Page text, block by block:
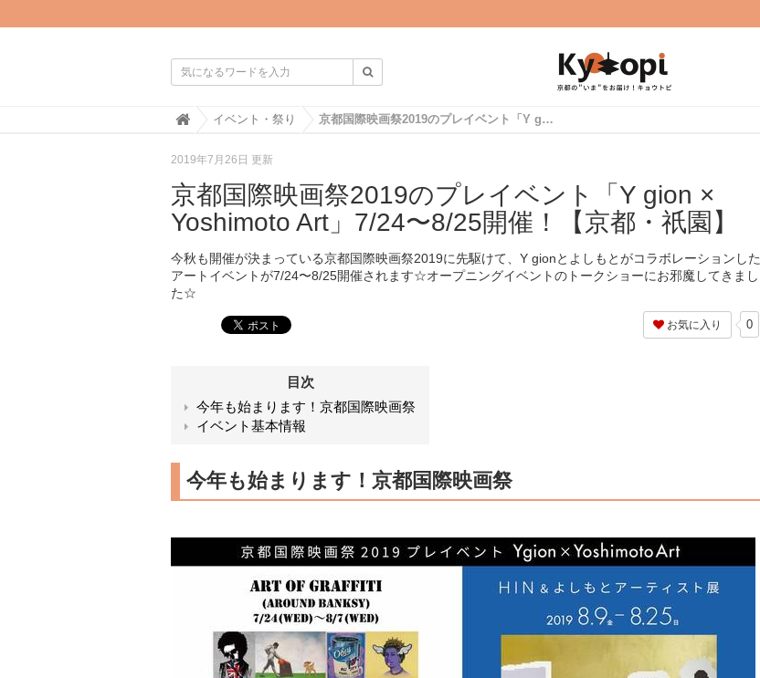
H
e
イベント・祭り 京都国際映画祭2019のプレイベント「Y gion × Yoshimoto Art」7/24〜8/25開催！【京都・祇園】
2019年7月26日 更新
京都国際映画祭2019のプレイベント「Y gion ×
Yoshimoto Art」7/24〜8/25開催！【京都・祇園】
今秋も開催が決まっている京都国際映画祭2019に先駆けて、Y gionとよしもとがコラボレーションした
アートイベントが7/24〜8/25開催されます☆オープニングイベントのトークショーにお邪魔してきまし
た☆
お気に入り 0
目次
今年も始まります！京都国際映画祭
イベント基本情報
今年も始まります！京都国際映画祭